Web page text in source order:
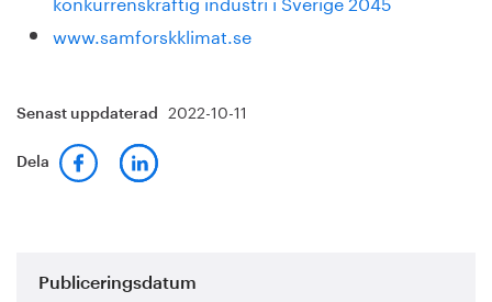
www.samforskklimat.se
Senast uppdaterad 2022-10-11
Dela
Publiceringsdatum